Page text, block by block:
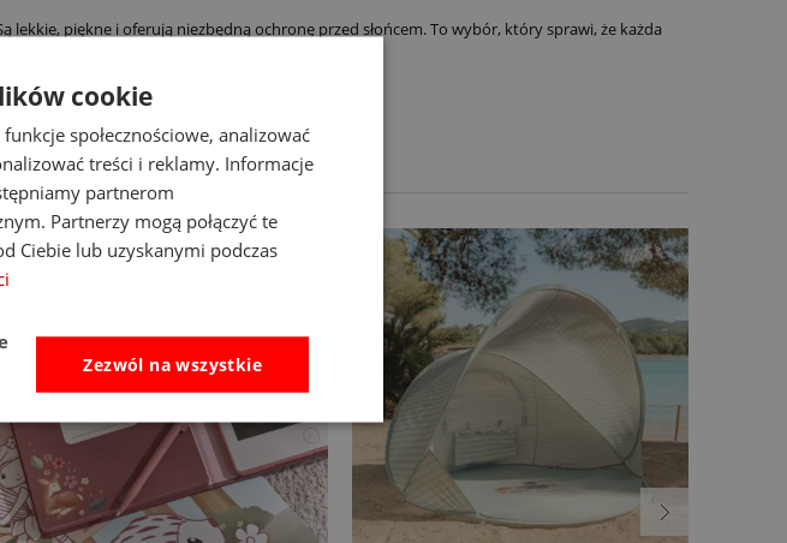
piękne i oferują niezbędną ochronę przed słońcem. To wybór, który sprawi, że każda
zasługuje!
cookie
społecznościowe, analizować
treści i reklamy. Informacje
partnerom
Partnerzy mogą połączyć te
Ciebie lub uzyskanymi podczas
Zezwól na wszystkie